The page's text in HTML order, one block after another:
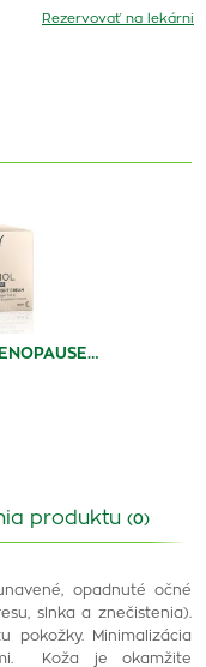
Rezervovať na lekárni
produktu (0)
opadnuté očné
slnka a znečistenia).
pokožky. Minimalizácia
Koža je okamžite